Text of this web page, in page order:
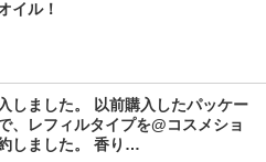
イル！
しました。 以前購入したパッケー
、レフィルタイプを@コスメショ
しました。 香り…